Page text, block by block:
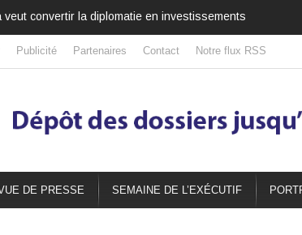
veut convertir la diplomatie en investissements
Publicité Partenaires Contact Notre flux RSS
DE PRESSE SEMAINE DE L’EXÉCUTIF